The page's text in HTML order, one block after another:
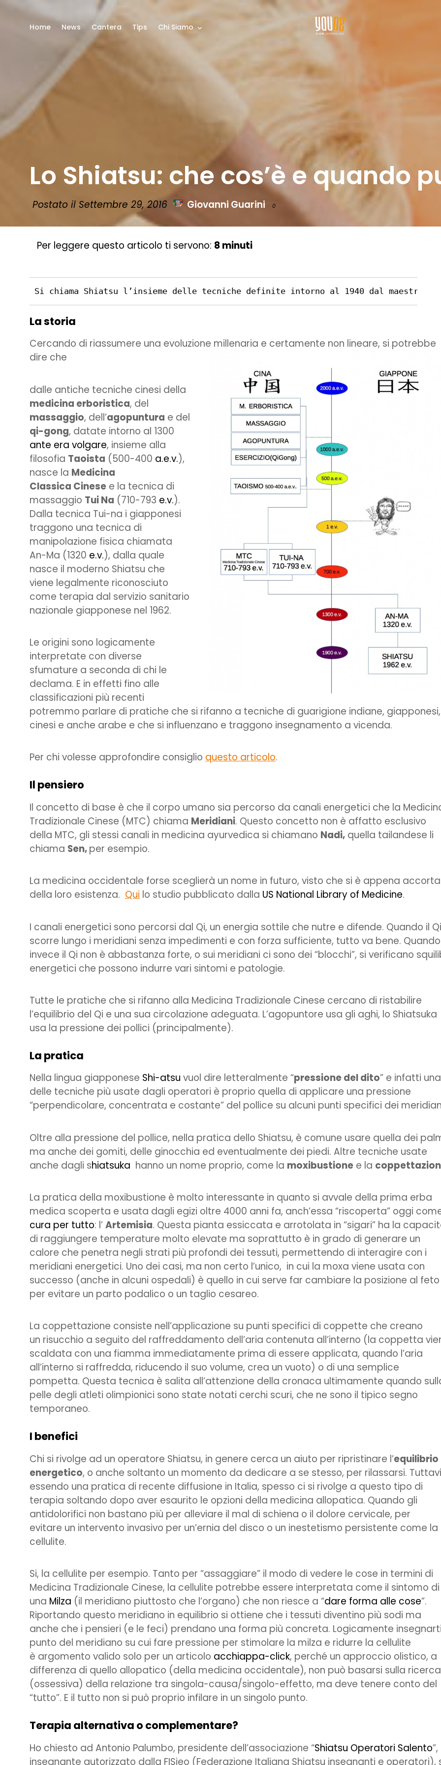
Home News Cantera Tips Chi Siamo
Lo Shiatsu: che cos’è e quando
Postato il Settembre 29, 2016 Giovanni Guarini 0
Per leggere questo articolo ti servono: 8 minuti
Si chiama Shiatsu l’insieme delle tecniche definite intorno al 1940 dal maestro
La storia
Cercando di riassumere una evoluzione millenaria e certamente non lineare, si potrebbe
dire che
dalle antiche tecniche cinesi della
medicina erboristica, del
massaggio, dell’agopuntura e del
qi-gong, datate intorno al 1300
ante era volgare, insieme alla
filosofia Taoista (500-400 a.e.v.),
nasce la Medicina
Classica Cinese e la tecnica di
massaggio Tui Na (710-793 e.v.).
Dalla tecnica Tui-na i giapponesi
traggono una tecnica di
manipolazione fisica chiamata
An-Ma (1320 e.v.), dalla quale
nasce il moderno Shiatsu che
viene legalmente riconosciuto
come terapia dal servizio sanitario
nazionale giapponese nel 1962.
Le origini sono logicamente
interpretate con diverse
sfumature a seconda di chi le
declama. E in effetti fino alle
classificazioni più recenti
potremmo parlare di pratiche che si rifanno a tecniche di guarigione indiane, giapponesi,
cinesi e anche arabe e che si influenzano e traggono insegnamento a vicenda.
Per chi volesse approfondire consiglio questo articolo.
Il pensiero
Il concetto di base è che il corpo umano sia percorso da canali energetici che la
Tradizionale Cinese (MTC) chiama Meridiani. Questo concetto non è affatto esclusivo
della MTC, gli stessi canali in medicina ayurvedica si chiamano Nadi, quella tailandese li
chiama Sen,per esempio.
La medicina occidentale forse sceglierà un nome in futuro, visto che si è appena accorta
della loro esistenza. Qui lo studio pubblicato dalla US National Library of Medicine.
I canali energetici sono percorsi dal Qi, un energia sottile che nutre e difende. Quando il Qi
scorre lungo i meridiani senza impedimenti e con forza sufficiente, tutto va bene. Quando
invece il Qi non è abbastanza forte, o sui meridiani ci sono dei “blocchi”, si verificano
energetici che possono indurre vari sintomi e patologie.
Tutte le pratiche che si rifanno alla Medicina Tradizionale Cinese cercano di ristabilire
l’equilibrio del Qi e una sua circolazione adeguata. L’agopuntore usa gli aghi, lo Shiatsuka
usa la pressione dei pollici (principalmente).
La pratica
Nella lingua giapponese Shi-atsu vuol dire letteralmente “pressione del dito” e infatti una
delle tecniche più usate dagli operatori è proprio quella di applicare una pressione
“perpendicolare, concentrata e costante” del pollice su alcuni punti specifici dei
Oltre alla pressione del pollice, nella pratica dello Shiatsu, è comune usare quella dei
ma anche dei gomiti, delle ginocchia ed eventualmente dei piedi. Altre tecniche usate
anche dagli shiatsuka hanno un nome proprio, come la moxibustione e la
La pratica della moxibustione è molto interessante in quanto si avvale della prima erba
medica scoperta e usata dagli egizi oltre 4000 anni fa, anch’essa “riscoperta” oggi
cura per tutto: l’Artemisia. Questa pianta essiccata e arrotolata in “sigari” ha la
di raggiungere temperature molto elevate ma soprattutto è in grado di generare un
calore che penetra negli strati più profondi dei tessuti, permettendo di interagire con i
meridiani energetici. Uno dei casi, ma non certo l’unico, in cui la moxa viene usata con
successo (anche in alcuni ospedali) è quello in cui serve far cambiare la posizione al feto
per evitare un parto podalico o un taglio cesareo.
La coppettazione consiste nell’applicazione su punti specifici di coppette che creano
un risucchio a seguito del raffreddamento dell’aria contenuta all’interno (la coppetta
scaldata con una fiamma immediatamente prima di essere applicata, quando l’aria
all’interno si raffredda, riducendo il suo volume, crea un vuoto) o di una semplice
pompetta. Questa tecnica è salita all’attenzione della cronaca ultimamente quando
pelle degli atleti olimpionici sono state notati cerchi scuri, che ne sono il tipico segno
temporaneo.
I benefici
Chi si rivolge ad un operatore Shiatsu, in genere cerca un aiuto per ripristinare l’equilibrio
energetico, o anche soltanto un momento da dedicare a se stesso, per rilassarsi.
essendo una pratica di recente diffusione in Italia, spesso ci si rivolge a questo tipo di
terapia soltando dopo aver esaurito le opzioni della medicina allopatica. Quando gli
antidolorifici non bastano più per alleviare il mal di schiena o il dolore cervicale, per
evitare un intervento invasivo per un’ernia del disco o un inestetismo persistente come la
cellulite.
Si, la cellulite per esempio. Tanto per “assaggiare” il modo di vedere le cose in termini di
Medicina Tradizionale Cinese, la cellulite potrebbe essere interpretata come il sintomo di
una Milza (il meridiano piuttosto che l’organo) che non riesce a “dare forma alle cose”.
Riportando questo meridiano in equilibrio si ottiene che i tessuti diventino più sodi ma
anche che i pensieri (e le feci) prendano una forma più concreta. Logicamente
punto del meridiano su cui fare pressione per stimolare la milza e ridurre la cellulite
è argomento valido solo per un articolo acchiappa-click, perché un approccio olistico, a
differenza di quello allopatico (della medicina occidentale), non può basarsi sulla ricerca
(ossessiva) della relazione tra singola-causa/singolo-effetto, ma deve tenere conto del
“tutto”. E il tutto non si può proprio infilare in un singolo punto.
Terapia alternativa o complementare?
Ho chiesto ad Antonio Palumbo, presidente dell’associazione “Shiatsu Operatori Salento”,
insegnante autorizzato dalla FISieo (Federazione Italiana Shiatsu insegnanti e operatori),